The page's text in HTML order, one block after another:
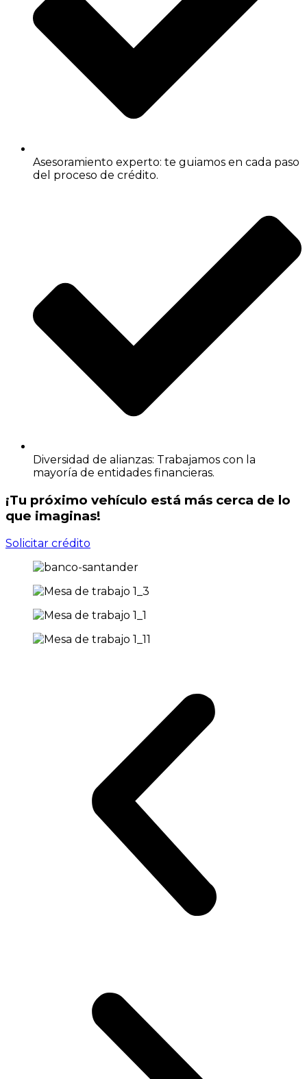
Asesoramiento experto: te guiamos en cada paso
del proceso de crédito.
Diversidad de alianzas: Trabajamos con la
mayoría de entidades financieras.
¡Tu próximo vehículo está más cerca de lo
que imaginas!
Solicitar crédito